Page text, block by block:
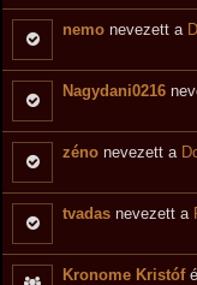
nemo nevezett a
Nagydani0216
zéno nevezett a
tvadas nevezett a
Kronome Kristóf